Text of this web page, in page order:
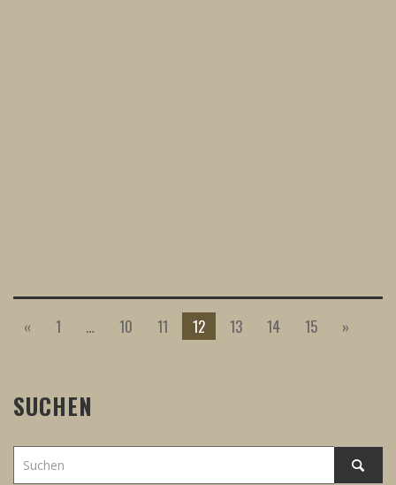
« 1 … 10 11 12 13 14 15 »
SUCHEN